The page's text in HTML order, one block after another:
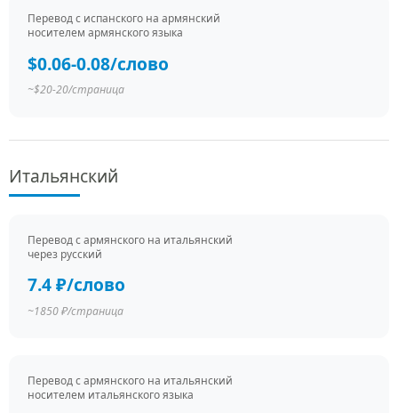
Перевод c испанского на армянский
носителем армянского языка
$0.06-0.08/слово
~$20-20/страница
Итальянский
Перевод c армянского на итальянский
через русский
7.4 ₽/слово
~1850 ₽/страница
Перевод c армянского на итальянский
носителем итальянского языка